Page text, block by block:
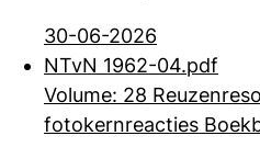
30-06-2026
NTvN 1962-04.pdf
Volume: 28
fotokernreacties